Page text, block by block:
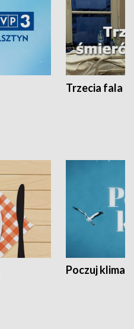
Trzecia fala -
Poczuj klimat